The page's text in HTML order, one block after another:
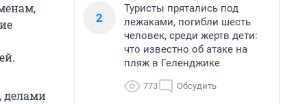
делами
2
Туристы прятались под
лежаками, погибли шесть
человек, среди жертв дети:
что известно об атаке на
пляж в Геленджике
773 Обсудить